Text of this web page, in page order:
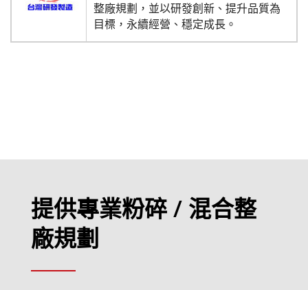
整廠規劃，並以研發創新、提升品質為
目標，永續經營、穩定成長。
提供專業粉碎 / 混合整
廠規劃